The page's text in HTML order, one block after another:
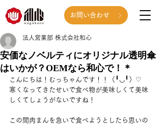
お問い合わせ
安価なノベルティにオリジナル透明傘
はいかが？OEMなら和心で！＊
法人営業部 株式会社和心
こんにちは！むっちゃんです！！（╹◡╹）♡
寒くなってきたせいで食べ物が美味しくて美味
しくてしょうがないですね！
この間肉まんを急いで食べようとしたら思いの